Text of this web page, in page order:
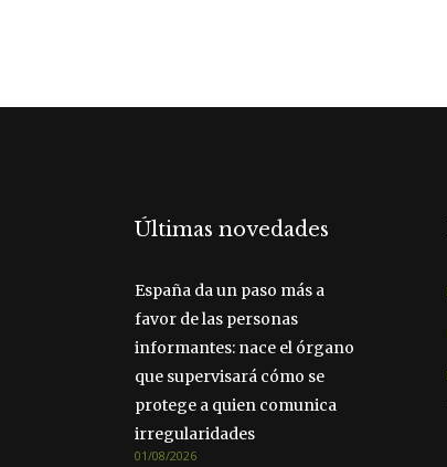
Últimas novedades
España da un paso más a
favor de las personas
informantes: nace el órgano
que supervisará cómo se
protege a quien comunica
irregularidades
01/08/2026